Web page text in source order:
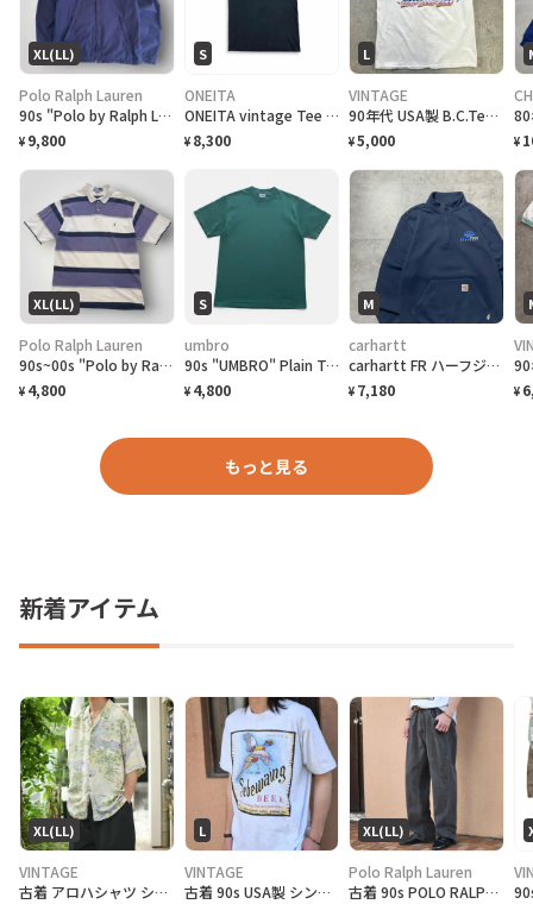
XL(LL)
Polo Ralph Lauren
90s "Polo by Ralph Lauren" Reversible Hoodie Jacket ポロ ラルフローレン リバーシブル ジャケット[XL]
¥ 9,800
S
ONEITA
ONEITA vintage Tee シングルステッチ Tシャツ BOEING ボーイング
¥ 8,300
L
VINTAGE
90年代 USA製 B.C.Tee celebrate アートプリントTシャツ メンズL相当 古着 90s VINTAGE ヴィンテージ カナダ BC州 100周年記念 シングルステッチ 白色
¥5,000 ¥
XL(LL)
Polo Ralph Lauren
90s~00s "Polo by Ralph Lauren" S/S Border Polo Shirt ラルフローレン ボーダー ポロシャツ [XL]
¥ 4,800
S
umbro
90s "UMBRO" Plain T-Shirt アンブロ 無地Tシャツ [S]
¥ 4,800
M
carhartt
carhartt FR ハーフジップ 刺繍企業ロゴ ネイビー スウェット
¥ 7,180 ¥
もっと見る
新着アイテム
XL(LL)
VINTAGE
古着 アロハシャツ シルクシャツ レーヨンシャツ 柄シャツ 総柄シャツ
L
VINTAGE
古着 90s USA製 シングルステッチ ビール プロモーション Tシャツ
XL(LL)
Polo Ralph Lauren
古着 90s POLO RALPH LAUREN 先染め ブラックデニム デニム